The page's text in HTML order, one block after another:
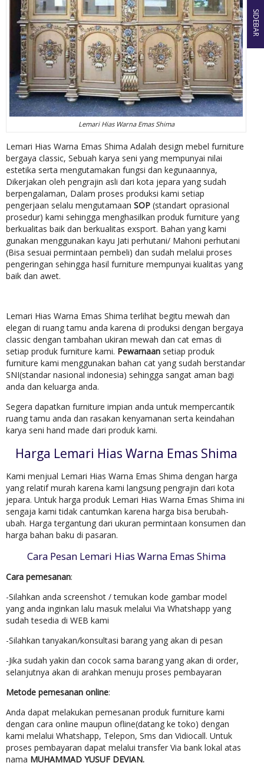
Lemari Hias Warna Emas Shima
Lemari Hias Warna Emas Shima Adalah design mebel furniture
bergaya classic, Sebuah karya seni yang mempunyai nilai
estetika serta mengutamakan fungsi dan kegunaannya,
Dikerjakan oleh pengrajin asli dari kota jepara yang sudah
berpengalaman, Dalam proses produksi kami setiap
pengerjaan selalu mengutamaan SOP (standart oprasional
prosedur) kami sehingga menghasilkan produk furniture yang
berkualitas baik dan berkualitas exsport. Bahan yang kami
gunakan menggunakan kayu Jati perhutani/ Mahoni perhutani
(Bisa sesuai permintaan pembeli) dan sudah melalui proses
pengeringan sehingga hasil furniture mempunyai kualitas yang
baik dan awet.
Lemari Hias Warna Emas Shima terlihat begitu mewah dan
elegan di ruang tamu anda karena di produksi dengan bergaya
classic dengan tambahan ukiran mewah dan cat emas di
setiap produk furniture kami. Pewarnaan setiap produk
furniture kami menggunakan bahan cat yang sudah berstandar
SNI(standar nasional indonesia) sehingga sangat aman bagi
anda dan keluarga anda.
Segera dapatkan furniture impian anda untuk mempercantik
ruang tamu anda dan rasakan kenyamanan serta keindahan
karya seni hand made dari produk kami.
Harga Lemari Hias Warna Emas Shima
Kami menjual Lemari Hias Warna Emas Shima dengan harga
yang relatif murah karena kami langsung pengrajin dari kota
jepara. Untuk harga produk Lemari Hias Warna Emas Shima ini
sengaja kami tidak cantumkan karena harga bisa berubah-
ubah. Harga tergantung dari ukuran permintaan konsumen dan
harga bahan baku di pasaran.
Cara Pesan Lemari Hias Warna Emas Shima
Cara pemesanan:
-Silahkan anda screenshot / temukan kode gambar model
yang anda inginkan lalu masuk melalui Via Whatshapp yang
sudah tesedia di WEB kami
-Silahkan tanyakan/konsultasi barang yang akan di pesan
-Jika sudah yakin dan cocok sama barang yang akan di order,
selanjutnya akan di arahkan menuju proses pembayaran
Metode pemesanan online:
Anda dapat melakukan pemesanan produk furniture kami
dengan cara online maupun ofline(datang ke toko) dengan
kami melalui Whatshapp, Telepon, Sms dan Vidiocall. Untuk
proses pembayaran dapat melalui transfer Via bank lokal atas
nama MUHAMMAD YUSUF DEVIAN.
SIDEBAR